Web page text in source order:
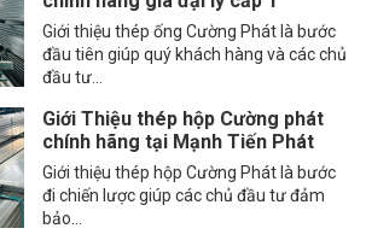
Giới thiệu thép ống Cường Phát là bước
đầu tiên giúp quý khách hàng và các chủ
đầu tư...
Giới Thiệu thép hộp Cường phát
chính hãng tại Mạnh Tiến Phát
Giới thiệu thép hộp Cường Phát là bước
đi chiến lược giúp các chủ đầu tư đảm
bảo...